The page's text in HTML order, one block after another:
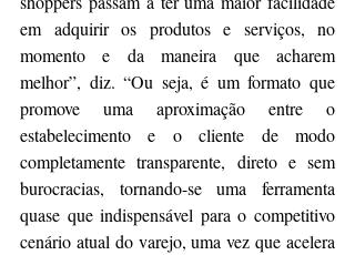
em adquirir os produtos e serviços, no
momento e da maneira que acharem
melhor”, diz. “Ou seja, é um formato que
promove uma aproximação entre o
estabelecimento e o cliente de modo
completamente transparente, direto e sem
burocracias, tornando-se uma ferramenta
quase que indispensável para o competitivo
cenário atual do varejo, uma vez que acelera